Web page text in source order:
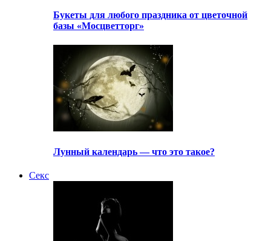
Букеты для любого праздника от цветочной
базы «Мосцветторг»
Лунный календарь — что это такое?
Секс